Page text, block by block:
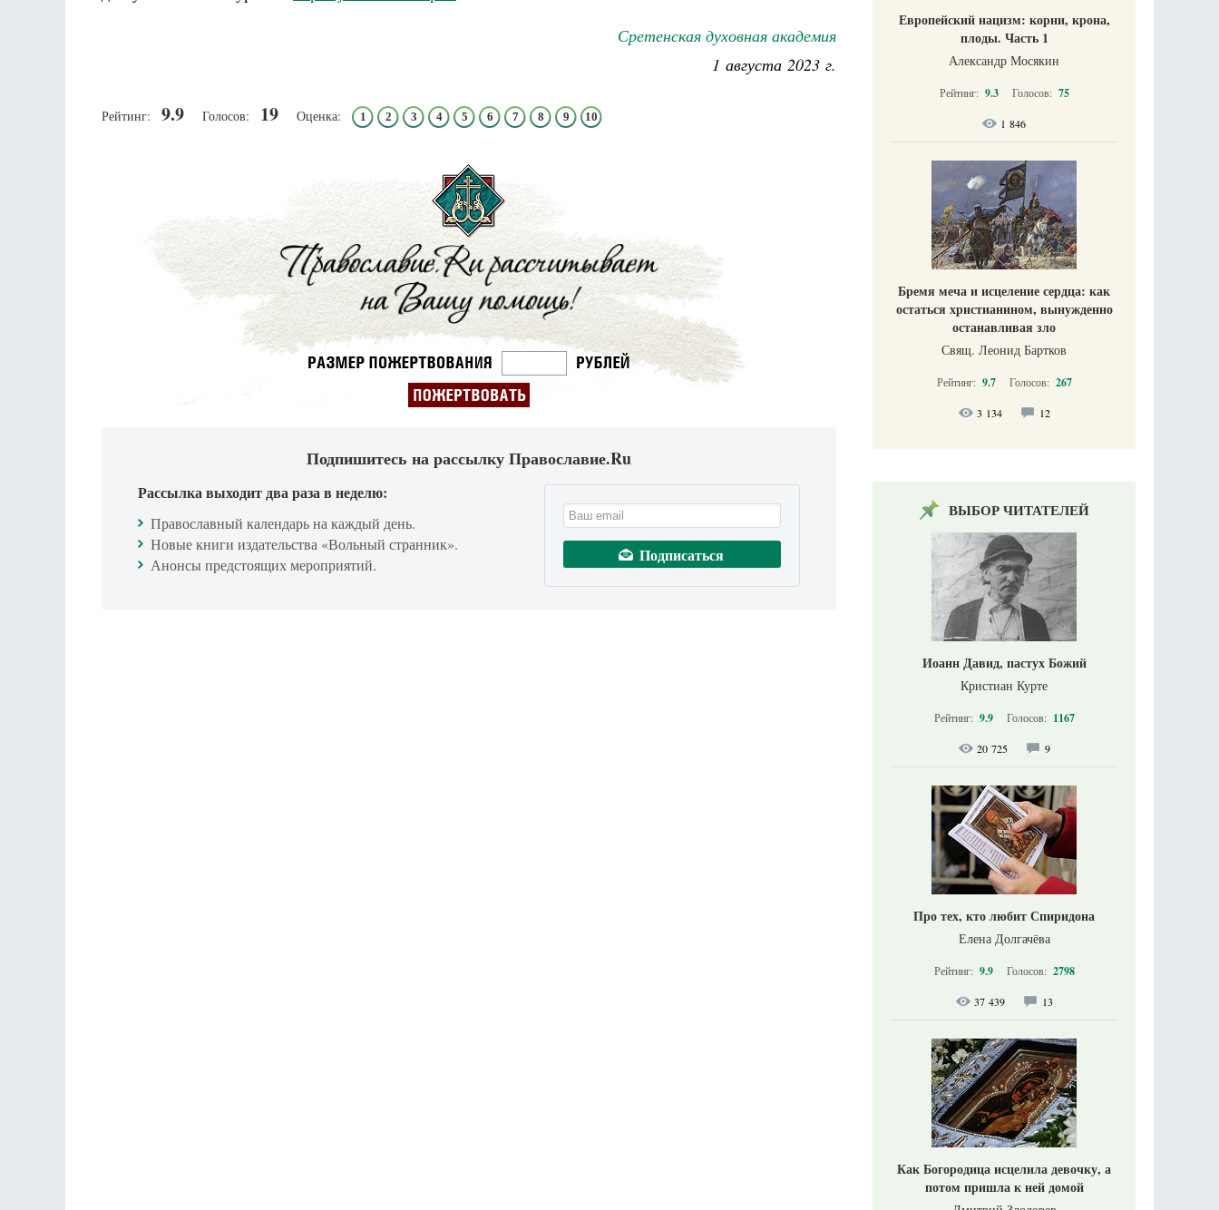
Сретенская духовная академия
1 августа 2023 г.
Рейтинг: 9.9 Голосов: 19 Оценка: 1 2 3 4 5 6 7 8 9 10
Подпишитесь на рассылку Православие.Ru
Рассылка выходит два раза в неделю:
Православный календарь на каждый день.
Новые книги издательства «Вольный странник».
Анонсы предстоящих мероприятий.
Европейский нацизм: корни, крона,
плоды. Часть 1
Александр Мосякин
Рейтинг: 9.3 Голосов: 75
1 846
Бремя меча и исцеление сердца: как
остаться христианином, вынужденно
останавливая зло
Свящ. Леонид Бартков
Рейтинг: 9.7 Голосов: 267
3 134 12
ВЫБОР ЧИТАТЕЛЕЙ
Иоанн Давид, пастух Божий
Кристиан Курте
Рейтинг: 9.9 Голосов: 1167
20 725 9
Про тех, кто любит Спиридона
Елена Долгачёва
Рейтинг: 9.9 Голосов: 2798
37 439 13
Как Богородица исцелила девочку, а
потом пришла к ней домой